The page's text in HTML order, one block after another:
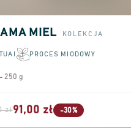
MIEL KOLEKCJA
PROCES MIODOWY
250 g
zł91,00 zł -30%